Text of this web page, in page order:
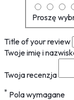
Proszę
Title of your review
Twoje imię i
Twoja recenzja
* Pola wymagane